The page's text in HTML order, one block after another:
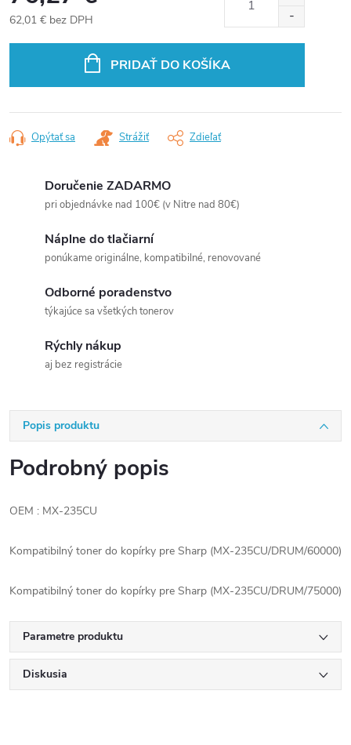
62,01 € bez DPH
PRIDAŤ DO KOŠÍKA
Opýtať sa Strážiť Zdieľať
Doručenie ZADARMO
pri objednávke nad 100€ (v Nitre nad 80€)
Náplne do tlačiarní
ponúkame originálne, kompatibilné, renovované
Odborné poradenstvo
týkajúce sa všetkých tonerov
Rýchly nákup
aj bez registrácie
Popis produktu
Podrobný popis
OEM : MX-235CU
Kompatibilný toner do kopírky pre Sharp (MX-235CU/DRUM/60000)
Kompatibilný toner do kopírky pre Sharp (MX-235CU/DRUM/75000)
Parametre produktu
Diskusia